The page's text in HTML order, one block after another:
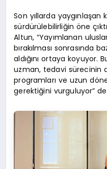
Son yıllarda
sürdürülebilirliğin öne
Altun, “Yayımlanan
bırakılması sonrasında
aldığını ortaya koyuyor.
uzman, tedavi sürecinin
programları ve uzun
gerektiğini vurguluyor”